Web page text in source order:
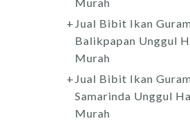
Jual Bibit Ikan
Balikpapan Unggul
Murah
Jual Bibit Ikan
Samarinda Unggul
Murah